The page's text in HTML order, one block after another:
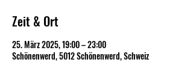
Zeit & Ort
25. März 2025, 19:00 – 23:00
Schönenwerd, 5012 Schönenwerd, Schweiz